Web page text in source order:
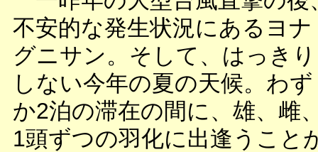
不安的な発生状況にあるヨナ
グニサン。そして、はっきり
しない今年の夏の天候。わず
か2泊の滞在の間に、雄、雌
1頭ずつの羽化に出逢うこと